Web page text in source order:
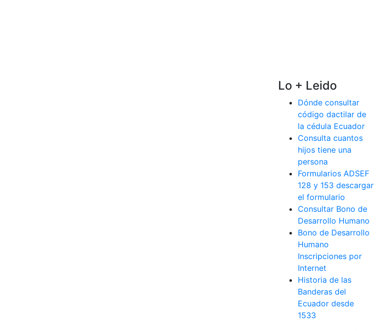
Lo + Leido
Dónde consultar
código dactilar de
la cédula Ecuador
Consulta cuantos
hijos tiene una
persona
Formularios ADSEF
128 y 153 descargar
el formulario
Consultar Bono de
Desarrollo Humano
Bono de Desarrollo
Humano
Inscripciones por
Internet
Historia de las
Banderas del
Ecuador desde
1533